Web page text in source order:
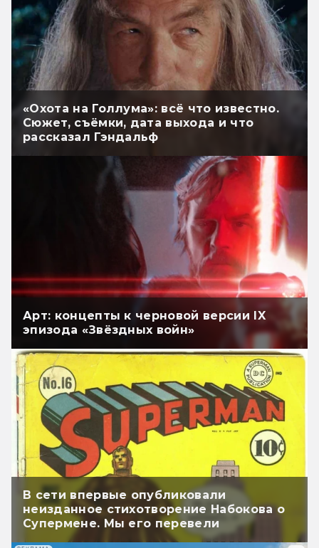
«Охота на Голлума»: всё что известно.
Сюжет, съёмки, дата выхода и что
рассказал Гэндальф
Арт: концепты к черновой версии IX
эпизода «Звёздных войн»
В сети впервые опубликовали
неизданное стихотворение Набокова о
Супермене. Мы его перевели